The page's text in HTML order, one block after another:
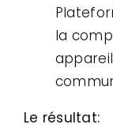
la
Le résultat: